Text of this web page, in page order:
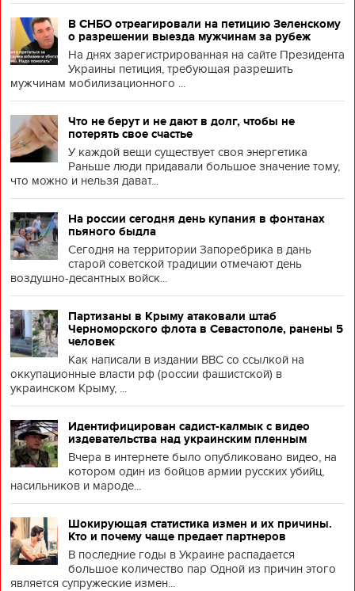
В СНБО отреагировали на петицию Зеленскому
о разрешении выезда мужчинам за рубеж
На днях зарегистрированная на сайте Президента
Украины петиция, требующая разрешить
мужчинам мобилизационного ...
Что не берут и не дают в долг, чтобы не
потерять свое счастье
У каждой вещи существует своя энергетика
Раньше люди придавали большое значение тому,
что можно и нельзя дават...
На россии сегодня день купания в фонтанах
пьяного быдла
Сегодня на территории Запоребрика в дань
старой советской традиции отмечают день
воздушно-десантных войск...
Партизаны в Крыму атаковали штаб
Черноморского флота в Севастополе, ранены 5
человек
Как написали в издании BBC со ссылкой на
оккупационные власти рф (россии фашистской) в
украинском Крыму, ...
Идентифицирован садист-калмык с видео
издевательства над украинским пленным
Вчера в интернете было опубликовано видео, на
котором один из бойцов армии русских убийц,
насильников и мароде...
Шокирующая статистика измен и их причины.
Кто и почему чаще предает партнеров
В последние годы в Украине распадается
большое количество пар Одной из причин этого
является супружеские измен...